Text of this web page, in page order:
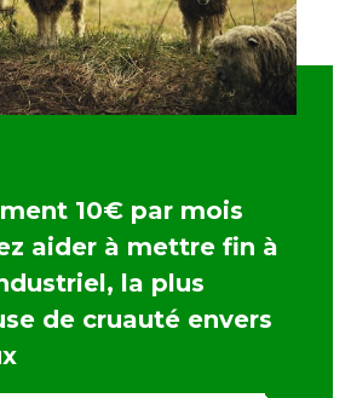
10€ par mois
aider à mettre fin à
la plus
de cruauté envers